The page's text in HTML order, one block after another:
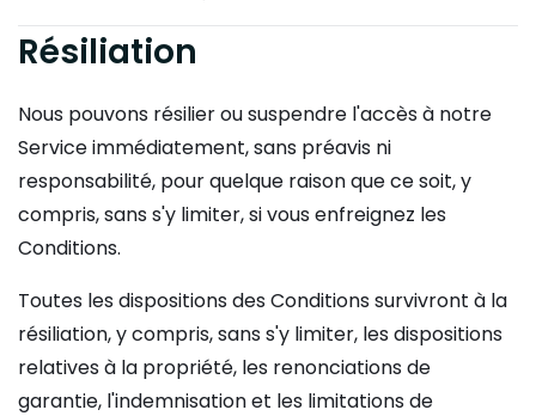
Résiliation
Nous pouvons résilier ou suspendre l'accès à notre
Service immédiatement, sans préavis ni
responsabilité, pour quelque raison que ce soit, y
compris, sans s'y limiter, si vous enfreignez les
Conditions.
Toutes les dispositions des Conditions survivront à la
résiliation, y compris, sans s'y limiter, les dispositions
relatives à la propriété, les renonciations de
garantie, l'indemnisation et les limitations de